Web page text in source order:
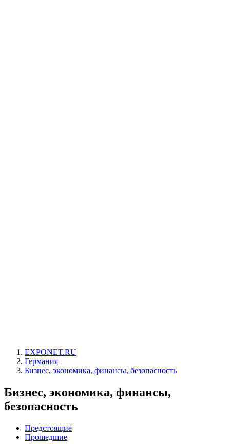
EXPONET.RU
Германия
Бизнес, экономика, финансы, безопасность
Бизнес, экономика, финансы,
безопасность
Предстоящие
Прошедшие